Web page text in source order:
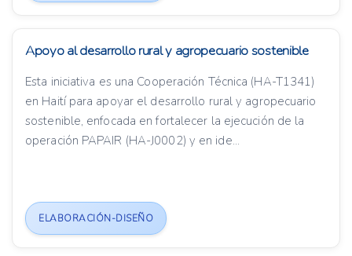
Apoyo al desarrollo rural y agropecuario sostenible
Esta iniciativa es una Cooperación Técnica (HA-T1341)
en Haití para apoyar el desarrollo rural y agropecuario
sostenible, enfocada en fortalecer la ejecución de la
operación PAPAIR (HA-J0002) y en ide...
ELABORACIÓN-DISEÑO